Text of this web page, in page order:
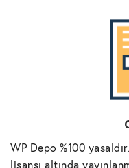
WP Depo %100
lisansı altında